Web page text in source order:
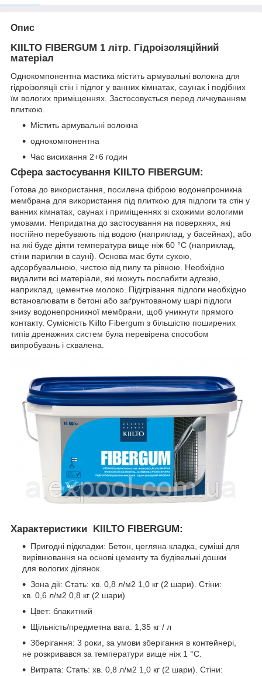
Опис
KIILTO FIBERGUM 1 літр. Гідроізоляційний
матеріал
Однокомпонентна мастика містить армувальні волокна для
гідроізоляції стін і підлог у ванних кімнатах, саунах і подібних
їм вологих приміщеннях. Застосовується перед личкуванням
плиткою.
Містить армувальні волокна
однокомпонентна
Час висихання 2+6 годин
Сфера застосування KIILTO FIBERGUM:
Готова до використання, посилена фіброю водонепроникна
мембрана для використання під плиткою для підлоги та стін у
ванних кімнатах, саунах і приміщеннях зі схожими вологими
умовами. Непридатна до застосування на поверхнях, які
постійно перебувають під водою (наприклад, у басейнах), або
на які буде діяти температура вище ніж 60 °C (наприклад,
стіни парилки в сауні). Основа має бути сухою,
адсорбувальною, чистою від пилу та рівною. Необхідно
видалити всі матеріали, які можуть послабити адгезію,
наприклад, цементне молоко. Підігрівання підлоги необхідно
встановлювати в бетоні або заґрунтованому шарі підлоги
знизу водонепроникної мембрани, щоб уникнути прямого
контакту. Сумісність Kiilto Fibergum з більшістю поширених
типів дренажних систем була перевірена способом
випробувань і схвалена.
Характеристики KIILTO FIBERGUM:
Пригодні підкладки: Бетон, цегляна кладка, суміші для
вирівнювання на основі цементу та будівельні дошки
для вологих ділянок.
Зона дії: Стать: хв. 0,8 л/м2 1,0 кг (2 шари). Стіни:
хв. 0,6 л/м2 0,8 кг (2 шари)
Цвет: блакитний
Щільність/предметна вага: 1,35 кг / л
Зберігання: 3 роки, за умови зберігання в контейнері,
не розкривався за температури вище ніж 1 °C.
Витрата: Стать: хв. 0,8 л/м2 1,0 кг (2 шари). Стіни: